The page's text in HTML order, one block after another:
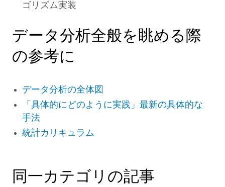
ゴリズム実装
データ分析全般を眺める際
の参考に
データ分析の全体図
「具体的にどのように実践」最新の具体的な
手法
統計カリキュラム
同一カテゴリの記事